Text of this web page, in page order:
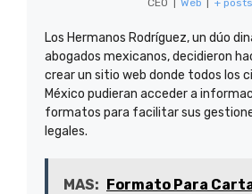
CEO Web + posts
Los Hermanos Rodríguez, un dúo
abogados mexicanos, decidieron
crear un sitio web donde todos los
México pudieran acceder a
formatos para facilitar sus
legales.
MAS: Formato Para